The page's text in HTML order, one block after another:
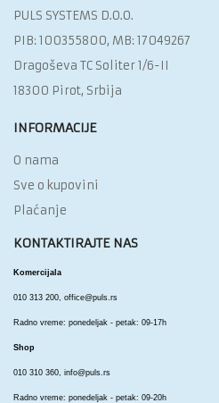
PULS SYSTEMS D.O.O.‎
PIB: 100355800, MB: 17049267
Dragoševa TC Soliter 1/6-II
18300 Pirot, Srbija
INFORMACIJE
O nama
Sve o kupovini
Plaćanje
KONTAKTIRAJTE NAS
Komercijala
010 313 200, office@puls.rs
Radno vreme: ponedeljak - petak: 09-17h
Shop
010 310 360, info@puls.rs
Radno vreme: ponedeljak - petak: 09-20h